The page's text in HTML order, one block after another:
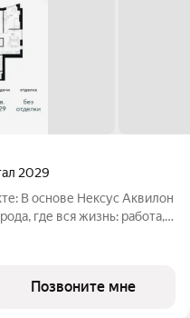
2029
В основе Нексус Аквилон
где вся жизнь: работа,
в
Позвоните мне